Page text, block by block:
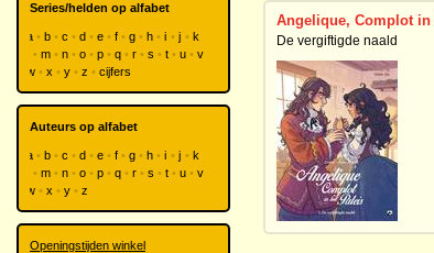
Angelique, Complot in
De vergiftigde naald
Series/helden op alfabet
a b c d e f g h i j
k
m n o p q r s t u
v
w
x y z cijfers
Auteurs op alfabet
a b c d e f g h i j
k
m n o p q r s t u
v
w
x y z
Openingstijden winkel